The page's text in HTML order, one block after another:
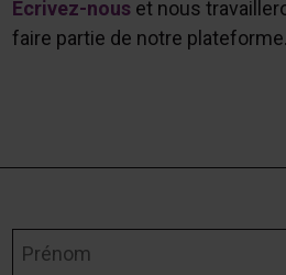
Écrivez-nouset nous
faire partie de notre plateforme.